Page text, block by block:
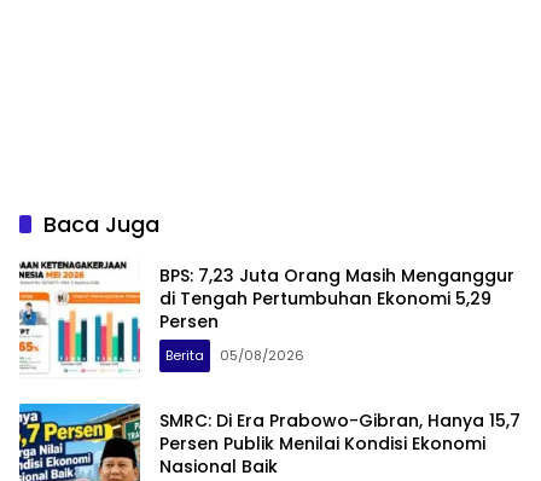
Baca Juga
BPS: 7,23 Juta Orang Masih Menganggur
di Tengah Pertumbuhan Ekonomi 5,29
Persen
Berita 05/08/2026
SMRC: Di Era Prabowo-Gibran, Hanya 15,7
Persen Publik Menilai Kondisi Ekonomi
Nasional Baik